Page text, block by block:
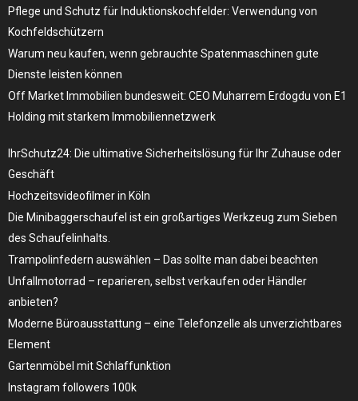
Pflege und Schutz für Induktionskochfelder: Verwendung von
Kochfeldschützern
Warum neu kaufen, wenn gebrauchte Spatenmaschinen gute
Dienste leisten können
Off Market Immobilien bundesweit: CEO Muharrem Erdogdu von E1
Holding mit starkem Immobiliennetzwerk
IhrSchutz24: Die ultimative Sicherheitslösung für Ihr Zuhause oder
Geschäft
Hochzeitsvideofilmer in Köln
Die Minibaggerschaufel ist ein großartiges Werkzeug zum Sieben
des Schaufelinhalts.
Trampolinfedern auswählen – Das sollte man dabei beachten
Unfallmotorrad – reparieren, selbst verkaufen oder Händler
anbieten?
Moderne Büroausstattung – eine Telefonzelle als unverzichtbares
Element
Gartenmöbel mit Schlaffunktion
Instagram followers 100k